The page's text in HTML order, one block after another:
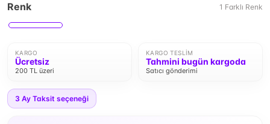
Renk 1 Farklı Renk
KARGO
Ücretsiz
200 TL üzeri
KARGO TESLIM
Tahmini bugün kargoda
Satıcı gönderimi
3 Ay Taksit seçeneği